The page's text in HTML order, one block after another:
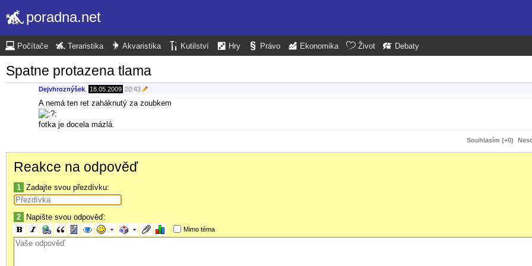
poradna.net
Počítače Teraristika Akvaristika Kutilství Hry Právo Ekonomika Život Debaty
Spatne protazena tlama
Dejvhroznýšek 18.05.2009 20:43
A nemá ten ret zaháknutý za zoubkem
fotka je docela mázlá.
Souhlasím (+0)
Reakce na odpověď
1 Zadajte svou přezdívku:
2 Napište svou odpověď:
Mimo téma